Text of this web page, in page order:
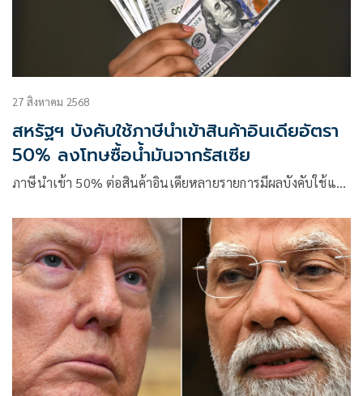
27 สิงหาคม 2568
สหรัฐฯ บังคับใช้ภาษีนำเข้าสินค้าอินเดียอัตรา
50% ลงโทษซื้อน้ำมันจากรัสเซีย
ภาษีนำเข้า 50% ต่อสินค้าอินเดียหลายรายการมีผลบังคับใช้แ…